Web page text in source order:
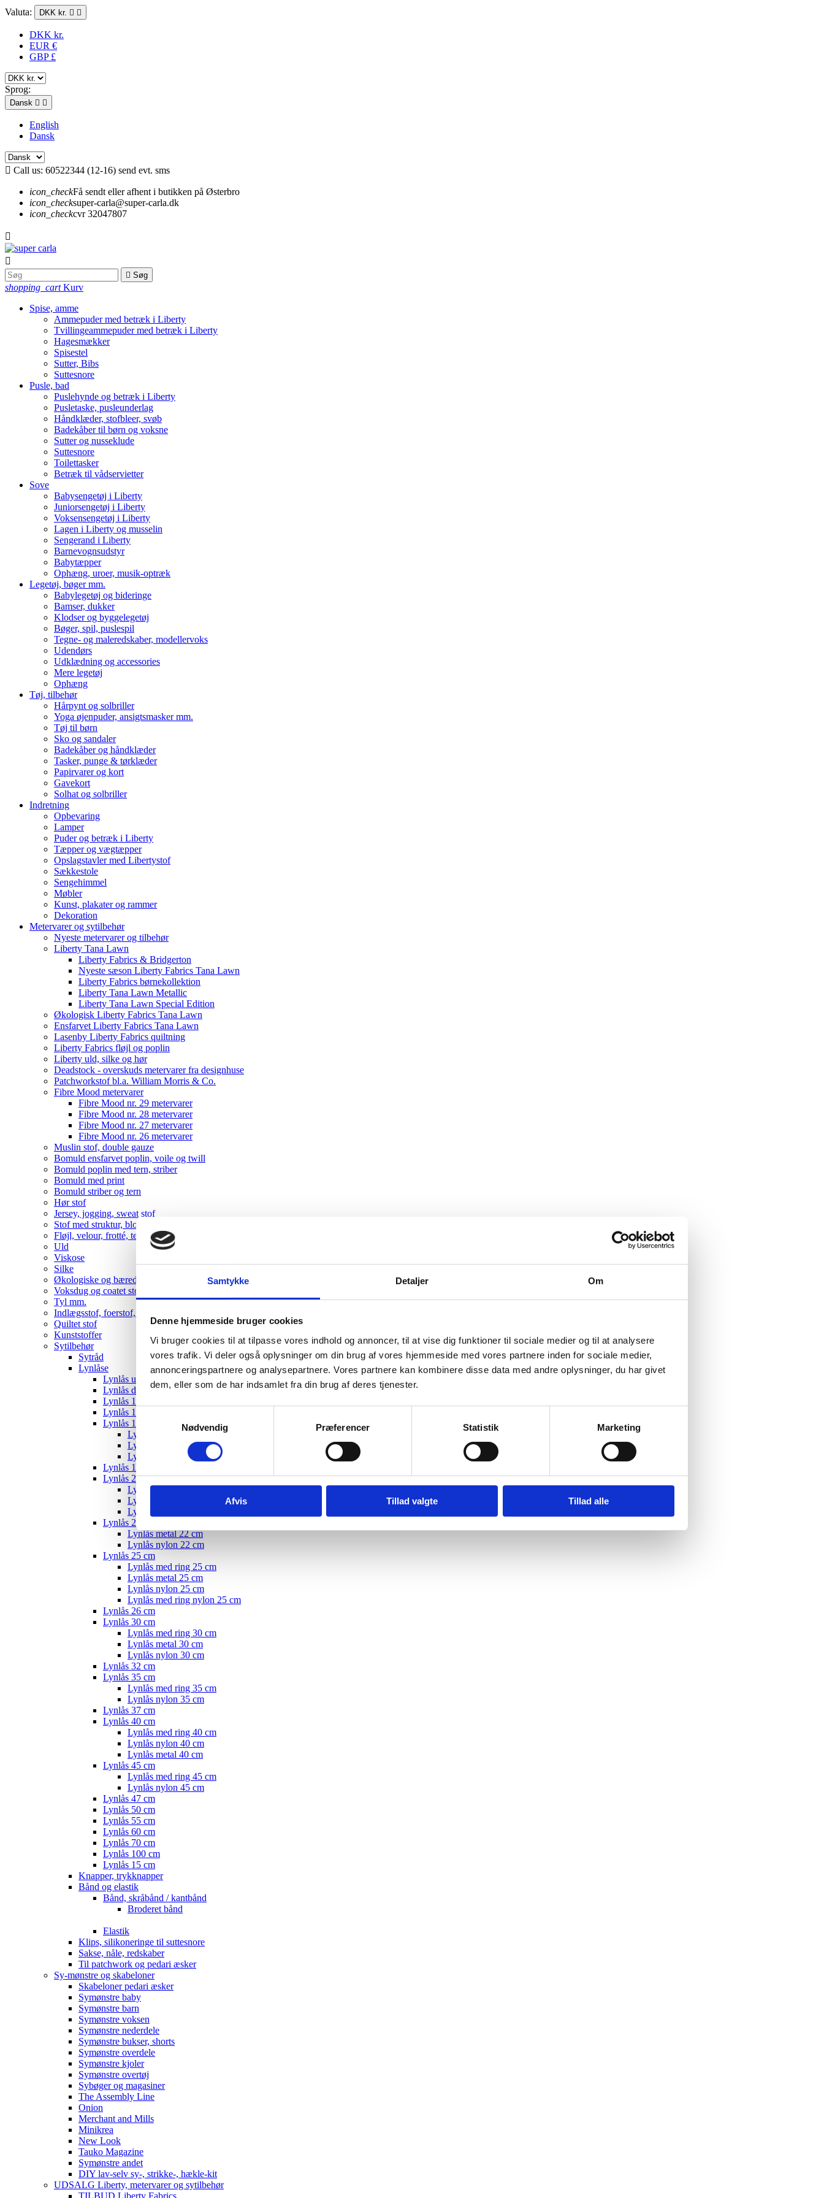
Samtykke Detaljer Om
Denne hjemmeside bruger cookies
Vi bruger cookies til at tilpasse vores indhold og annoncer, til at vise dig funktioner til sociale medier og til at analysere
vores trafik. Vi deler også oplysninger om din brug af vores hjemmeside med vores partnere inden for sociale medier,
annonceringspartnere og analysepartnere. Vores partnere kan kombinere disse data med andre oplysninger, du har givet
dem, eller som de har indsamlet fra din brug af deres tjenester.
Nødvendig
Præferencer Statistik Marketing
Afvis Tillad valgte Tillad alle
Valuta: DKK kr.  
DKK kr.
EUR €
GBP £
Sprog:
Dansk  
English
Dansk
 Call us: 60522344 (12-16) send evt. sms
icon_checkFå sendt eller afhent i butikken på Østerbro
icon_checksuper-carla@super-carla.dk
icon_checkcvr 32047807


 Søg
shopping_cart Kurv
Spise, amme
Ammepuder med betræk i Liberty
Tvillingeammepuder med betræk i Liberty
Hagesmækker
Spisestel
Sutter, Bibs
Suttesnore
Pusle, bad
Puslehynde og betræk i Liberty
Pusletaske, pusleunderlag
Håndklæder, stofbleer, svøb
Badekåber til børn og voksne
Sutter og nusseklude
Suttesnore
Toilettasker
Betræk til vådservietter
Sove
Babysengetøj i Liberty
Juniorsengetøj i Liberty
Voksensengetøj i Liberty
Lagen i Liberty og musselin
Sengerand i Liberty
Barnevognsudstyr
Babytæpper
Ophæng, uroer, musik-optræk
Legetøj, bøger mm.
Babylegetøj og bideringe
Bamser, dukker
Klodser og byggelegetøj
Bøger, spil, puslespil
Tegne- og maleredskaber, modellervoks
Udendørs
Udklædning og accessories
Mere legetøj
Ophæng
Tøj, tilbehør
Hårpynt og solbriller
Yoga øjenpuder, ansigtsmasker mm.
Tøj til børn
Sko og sandaler
Badekåber og håndklæder
Tasker, punge & tørklæder
Papirvarer og kort
Gavekort
Solhat og solbriller
Indretning
Opbevaring
Lamper
Puder og betræk i Liberty
Tæpper og vægtæpper
Opslagstavler med Libertystof
Sækkestole
Sengehimmel
Møbler
Kunst, plakater og rammer
Dekoration
Metervarer og sytilbehør
Nyeste metervarer og tilbehør
Liberty Tana Lawn
Liberty Fabrics & Bridgerton
Nyeste sæson Liberty Fabrics Tana Lawn
Liberty Fabrics børnekollektion
Liberty Tana Lawn Metallic
Liberty Tana Lawn Special Edition
Økologisk Liberty Fabrics Tana Lawn
Ensfarvet Liberty Fabrics Tana Lawn
Lasenby Liberty Fabrics quiltning
Liberty Fabrics fløjl og poplin
Liberty uld, silke og hør
Deadstock - overskuds metervarer fra designhuse
Patchworkstof bl.a. William Morris & Co.
Fibre Mood metervarer
Fibre Mood nr. 29 metervarer
Fibre Mood nr. 28 metervarer
Fibre Mood nr. 27 metervarer
Fibre Mood nr. 26 metervarer
Muslin stof, double gauze
Bomuld ensfarvet poplin, voile og twill
Bomuld poplin med tern, striber
Bomuld med print
Bomuld striber og tern
Hør stof
Jersey, jogging, sweat stof
Stof med struktur, blonde, bæk-og-bølge mm
Fløjl, velour, frotté, teddy
Uld
Viskose
Silke
Økologiske og bæredygtige metervarer
Voksdug og coatet stof
Tyl mm.
Indlægsstof, foerstof, fleece
Quiltet stof
Kunststoffer
Sytilbehør
Sytråd
Lynlåse
Lynlås usynlig
Lynlås delbar
Lynlås 12 cm
Lynlås 15 cm
Lynlås 18 cm
Lynlås med ring 18 cm
Lynlås nylon 18 cm
Lynlås metal 18 cm
Lynlås 19 cm
Lynlås 20 cm
Lynlås med ring 20 cm
Lynlås metal 20 cm
Lynlås nylon 20 cm
Lynlås 22 cm
Lynlås metal 22 cm
Lynlås nylon 22 cm
Lynlås 25 cm
Lynlås med ring 25 cm
Lynlås metal 25 cm
Lynlås nylon 25 cm
Lynlås med ring nylon 25 cm
Lynlås 26 cm
Lynlås 30 cm
Lynlås med ring 30 cm
Lynlås metal 30 cm
Lynlås nylon 30 cm
Lynlås 32 cm
Lynlås 35 cm
Lynlås med ring 35 cm
Lynlås nylon 35 cm
Lynlås 37 cm
Lynlås 40 cm
Lynlås med ring 40 cm
Lynlås nylon 40 cm
Lynlås metal 40 cm
Lynlås 45 cm
Lynlås med ring 45 cm
Lynlås nylon 45 cm
Lynlås 47 cm
Lynlås 50 cm
Lynlås 55 cm
Lynlås 60 cm
Lynlås 70 cm
Lynlås 100 cm
Lynlås 15 cm
Knapper, trykknapper
Bånd og elastik
Bånd, skråbånd / kantbånd
Broderet bånd
Elastik
Klips, silikoneringe til suttesnore
Sakse, nåle, redskaber
Til patchwork og pedari æsker
Sy-mønstre og skabeloner
Skabeloner pedari æsker
Symønstre baby
Symønstre barn
Symønstre voksen
Symønstre nederdele
Symønstre bukser, shorts
Symønstre overdele
Symønstre kjoler
Symønstre overtøj
Sybøger og magasiner
The Assembly Line
Onion
Merchant and Mills
Minikrea
New Look
Tauko Magazine
Symønstre andet
DIY lav-selv sy-, strikke-, hækle-kit
UDSALG Liberty, metervarer og sytilbehør
TILBUD Liberty Fabrics